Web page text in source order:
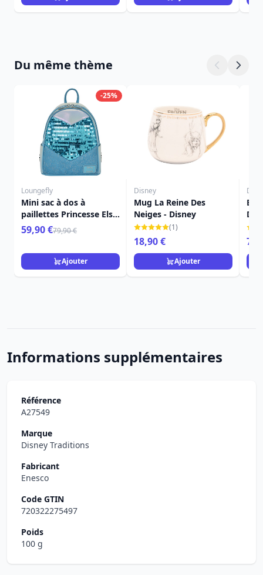
Du même thème
-25%
Loungefly
Mini sac à dos à
paillettes Princesse Elsa
- Disney Loungefly La
Reine Des Neiges
59,90 €79,90 €
Ajouter
Disney
Mug La Reine Des
Neiges - Disney
(1)
18,90 €
Ajouter
Informations supplémentaires
Référence
A27549
Marque
Disney Traditions
Fabricant
Enesco
Code GTIN
720322275497
Poids
100 g